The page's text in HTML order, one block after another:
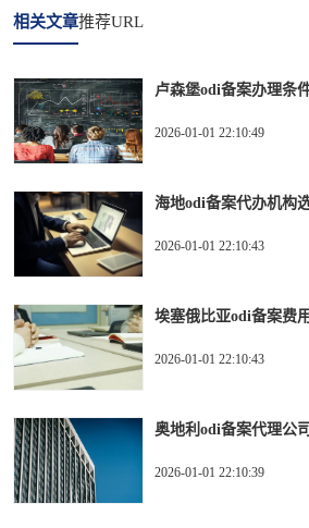
相关文章推荐URL
卢森堡odi备案办理条
2026-01-01 22:10:49
海地odi备案代办机构
2026-01-01 22:10:43
埃塞俄比亚odi备案费
2026-01-01 22:10:43
奥地利odi备案代理公
2026-01-01 22:10:39